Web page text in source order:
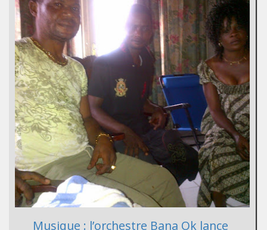
Musique : l’orchestre Bana Ok lance